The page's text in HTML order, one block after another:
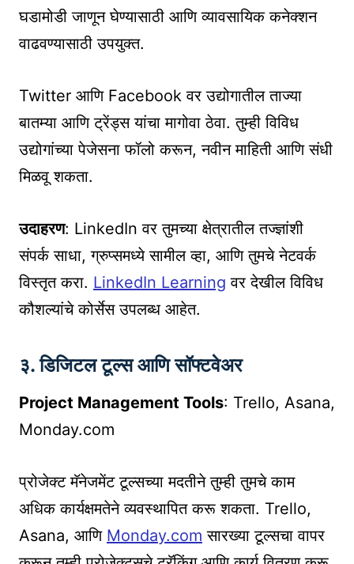
घडामोडी जाणून घेण्यासाठी आणि व्यावसायिक कनेक्शन
वाढवण्यासाठी उपयुक्त.
Twitter आणि Facebook वर उद्योगातील ताज्या
बातम्या आणि ट्रेंड्स यांचा मागोवा ठेवा. तुम्ही विविध
उद्योगांच्या पेजेसना फॉलो करून, नवीन माहिती आणि संधी
मिळवू शकता.
उदाहरण: LinkedIn वर तुमच्या क्षेत्रातील तज्ज्ञांशी
संपर्क साधा, ग्रुप्समध्ये सामील व्हा, आणि तुमचे नेटवर्क
विस्तृत करा. LinkedIn Learning वर देखील विविध
कौशल्यांचे कोर्सेस उपलब्ध आहेत.
३. डिजिटल टूल्स आणि सॉफ्टवेअर
Project Management Tools: Trello, Asana,
Monday.com
प्रोजेक्ट मॅनेजमेंट टूल्सच्या मदतीने तुम्ही तुमचे काम
अधिक कार्यक्षमतेने व्यवस्थापित करू शकता. Trello,
Asana, आणि Monday.com सारख्या टूल्सचा वापर